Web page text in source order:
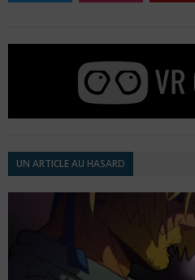
UN ARTICLE AU HASARD